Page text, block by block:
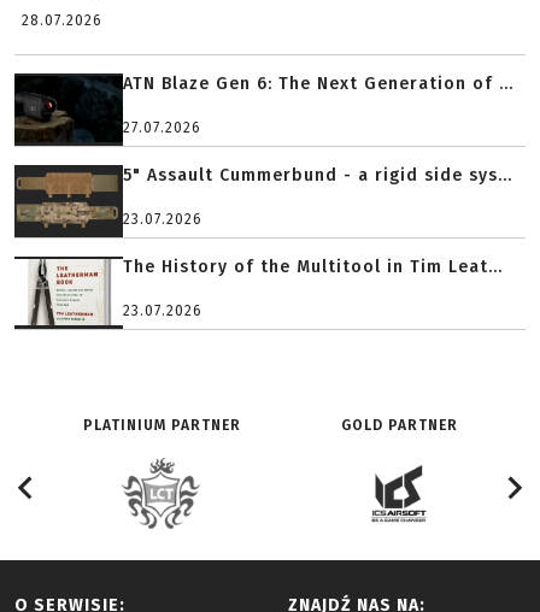
28.07.2026
ATN Blaze Gen 6: The Next Generation of ...
27.07.2026
5" Assault Cummerbund - a rigid side sys...
23.07.2026
The History of the Multitool in Tim Leat...
23.07.2026
PLATINIUM PARTNER GOLD PARTNER
O SERWISIE: ZNAJDŹ NAS NA: